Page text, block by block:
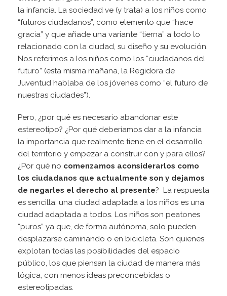
la infancia. La sociedad ve (y trata) a los niños como
“futuros ciudadanos”, como elemento que “hace
gracia” y que añade una variante “tierna” a todo lo
relacionado con la ciudad, su diseño y su evolución.
Nos referimos a los niños como los “ciudadanos del
futuro” (esta misma mañana, la Regidora de
Juventud hablaba de los jóvenes como “el futuro de
nuestras ciudades”).
Pero, ¿por qué es necesario abandonar este
estereotipo? ¿Por qué deberíamos dar a la infancia
la importancia que realmente tiene en el desarrollo
del territorio y empezar a construir con y para ellos?
¿Por qué no comenzamos aconsiderarlos como
los ciudadanos que actualmente son y dejamos
de negarles el derecho al presente? La respuesta
es sencilla: una ciudad adaptada a los niños es una
ciudad adaptada a todos. Los niños son peatones
“puros” ya que, de forma autónoma, solo pueden
desplazarse caminando o en bicicleta. Son quienes
explotan todas las posibilidades del espacio
público, los que piensan la ciudad de manera más
lógica, con menos ideas preconcebidas o
estereotipadas.